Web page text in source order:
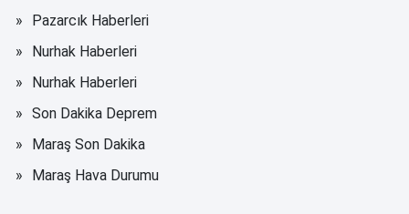
Pazarcık Haberleri
Nurhak Haberleri
Nurhak Haberleri
Son Dakika Deprem
Maraş Son Dakika
Maraş Hava Durumu